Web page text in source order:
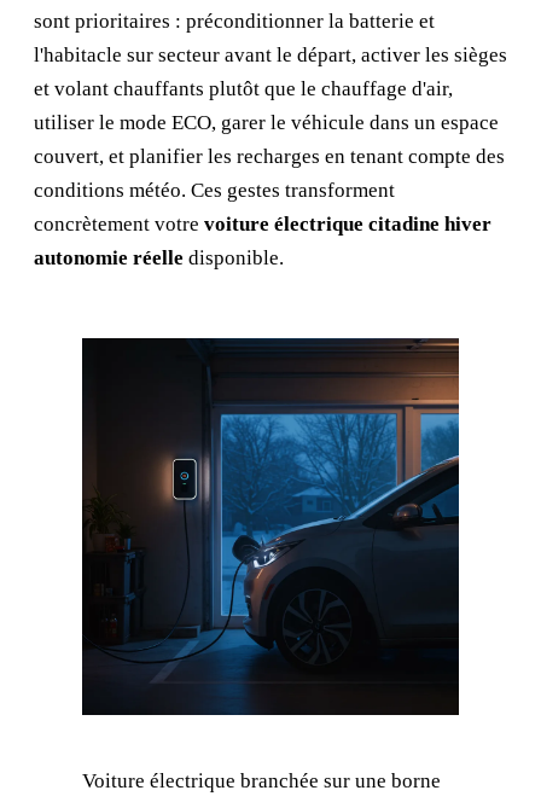
sont prioritaires : préconditionner la batterie et
l'habitacle sur secteur avant le départ, activer les sièges
et volant chauffants plutôt que le chauffage d'air,
utiliser le mode ECO, garer le véhicule dans un espace
couvert, et planifier les recharges en tenant compte des
conditions météo. Ces gestes transforment
concrètement votre voiture électrique citadine hiver
autonomie réelle disponible.
Voiture électrique branchée sur une borne